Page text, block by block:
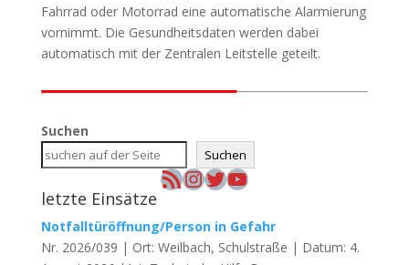
Fahrrad oder Motorrad eine automatische Alarmierung
vornimmt. Die Gesundheitsdaten werden dabei
automatisch mit der Zentralen Leitstelle geteilt.
Suchen
Suchen
RSS-FeedInstagram
Twitter
YouTube
letzte Einsätze
Notfalltüröffnung/Person in Gefahr
Nr. 2026/039 | Ort: Weilbach, Schulstraße | Datum: 4.